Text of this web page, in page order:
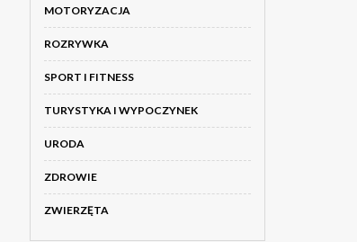
MOTORYZACJA
ROZRYWKA
SPORT I FITNESS
TURYSTYKA I WYPOCZYNEK
URODA
ZDROWIE
ZWIERZĘTA